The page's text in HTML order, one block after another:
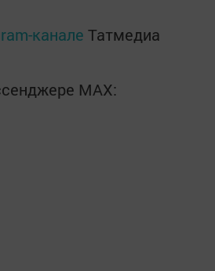
канале Татмедиа
MАХ: